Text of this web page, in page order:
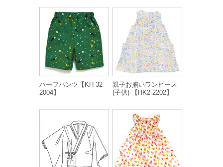
ハーフパンツ【KH-32-
2004】
親子お揃いワンピース
(子供) 【HK2-2202】